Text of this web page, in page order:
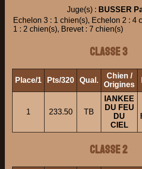
Juge(s) : BUSSER
Echelon 3 : 1 chien(s), Echelon 2 : 4
1 : 2 chien(s), Brevet : 7 chien(s)
Classe 3
Place/1 Pts/320 Qual.
Chien /
Origines
1 233.50 TB
IANKEE
DU FEU
DU
CIEL
Classe 2